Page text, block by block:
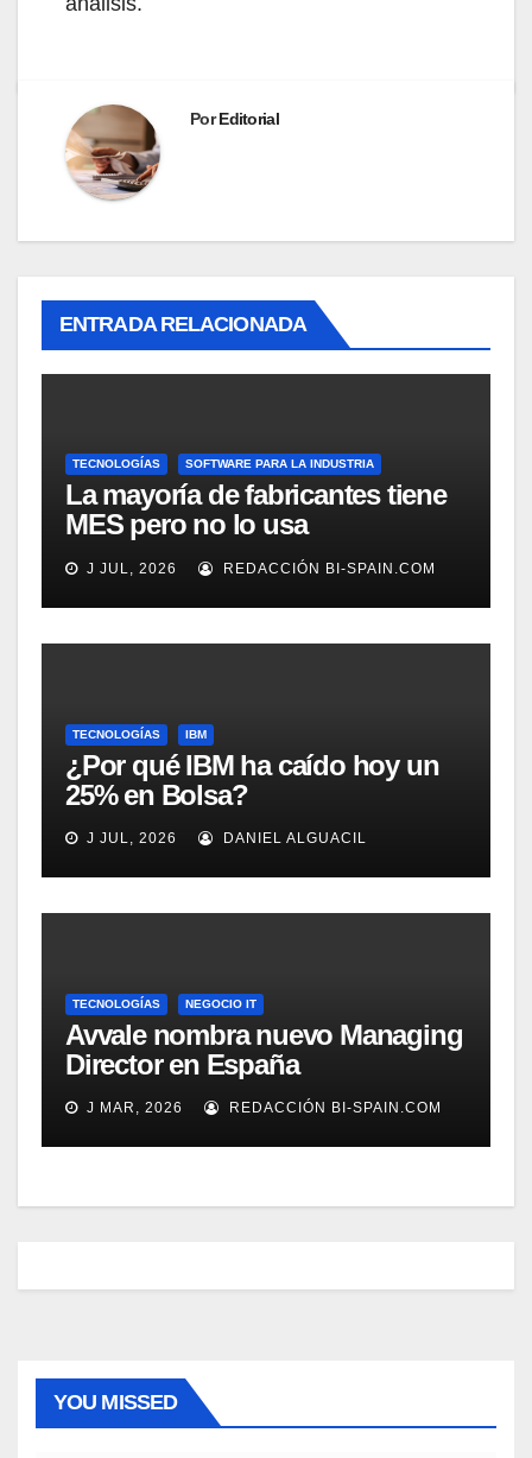
PorEditorial
ENTRADA RELACIONADA
TECNOLOGÍAS SOFTWARE PARA LA INDUSTRIA
La mayoría de fabricantes tiene
MES pero no lo usa
adecuadamente, según
Rockwell Automation
J JUL, 2026 REDACCIÓN BI-SPAIN.COM
TECNOLOGÍAS IBM
¿Por qué IBM ha caído hoy un
25% en Bolsa?
J JUL, 2026 DANIEL ALGUACIL
TECNOLOGÍAS NEGOCIO IT
Avvale nombra nuevo Managing
Director en España
J MAR, 2026 REDACCIÓN BI-SPAIN.COM
YOU MISSED